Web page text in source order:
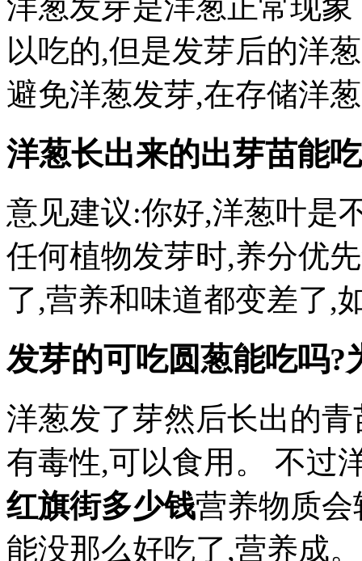
以吃的,但是发芽后的洋
避免洋葱发芽,在存储洋
洋葱长出来的出芽苗能
意见建议:你好,洋葱叶是
任何植物发芽时,养分优
了,营养和味道都变差了,
发芽的可吃圆葱能吃吗?
洋葱发了芽然后长出的
有毒性,可以食用。 不过
红旗街多少钱营养物质
能没那么好吃了,营养成。